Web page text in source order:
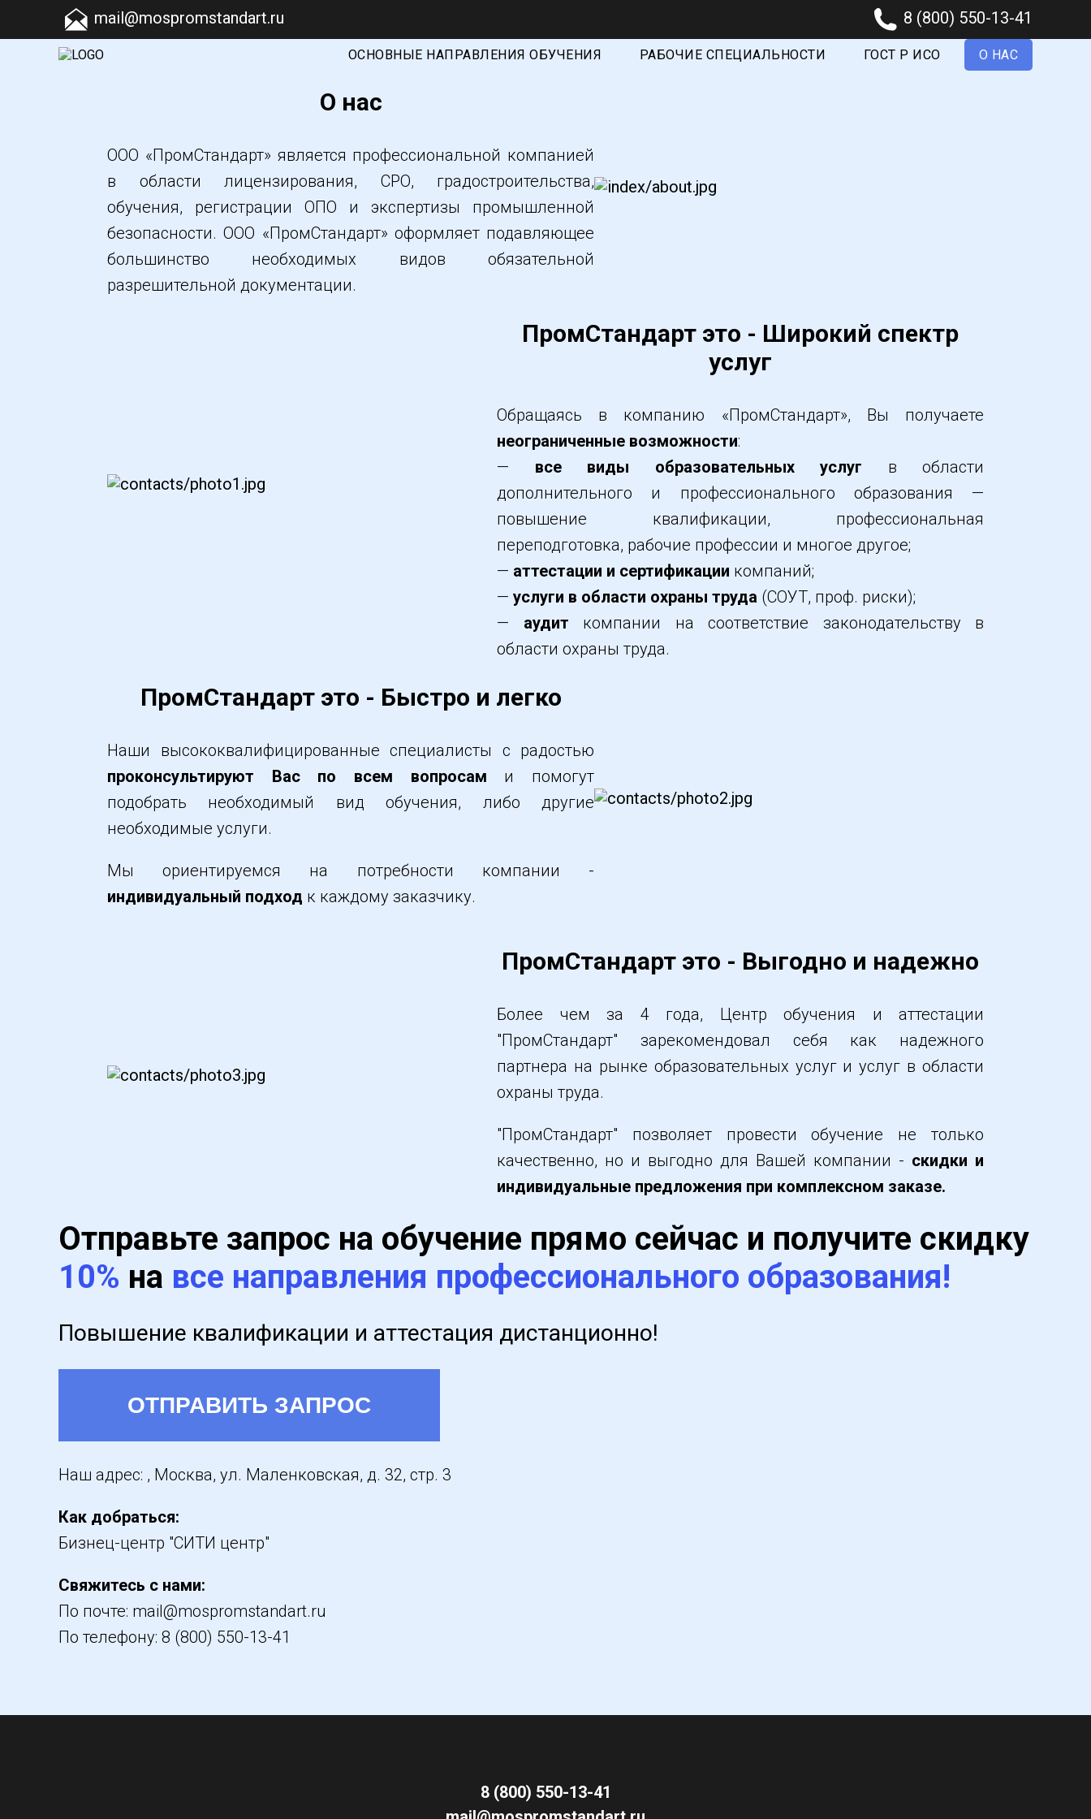
mail@mospromstandart.ru 8 (800) 550-13-41
ОСНОВНЫЕ НАПРАВЛЕНИЯ ОБУЧЕНИЯ
АТТЕСТАЦИЯ РОСТЕХНАДЗОРА
ОХРАНА ТРУДА
ПОВЫШЕНИЕ КВАЛИФИКАЦИИ
РАБОЧИЕ СПЕЦИАЛЬНОСТИ ГОСТ Р ИСО О НАС
О нас
ООО «ПромСтандарт» является профессиональной компанией
в области лицензирования, СРО, градостроительства,
обучения, регистрации ОПО и экспертизы промышленной
безопасности. ООО «ПромСтандарт» оформляет подавляющее
большинство необходимых видов обязательной
разрешительной документации.
ПромСтандарт это - Широкий спектр
услуг
Обращаясь в компанию «ПромСтандарт», Вы получаете
неограниченные возможности:
— все виды образовательных услуг в области
дополнительного и профессионального образования —
повышение квалификации, профессиональная
переподготовка, рабочие профессии и многое другое;
— аттестации и сертификации компаний;
— услуги в области охраны труда (СОУТ, проф. риски);
— аудит компании на соответствие законодательству в
области охраны труда.
ПромСтандарт это - Быстро и легко
Наши высококвалифицированные специалисты с радостью
проконсультируют Вас по всем вопросам и помогут
подобрать необходимый вид обучения, либо другие
необходимые услуги.
Мы ориентируемся на потребности компании -
индивидуальный подход к каждому заказчику.
ПромСтандарт это - Выгодно и надежно
Более чем за 4 года, Центр обучения и аттестации
"ПромСтандарт" зарекомендовал себя как надежного
партнера на рынке образовательных услуг и услуг в области
охраны труда.
"ПромСтандарт" позволяет провести обучение не только
качественно, но и выгодно для Вашей компании - скидки и
индивидуальные предложения при комплексном заказе.
Отправьте запрос на обучение прямо сейчас и получите скидку
10% на все направления профессио­нального образования!
Повышение квалификации и аттестация дистанционно!
ОТПРАВИТЬ ЗАПРОС
Наш адрес: , Москва, ул. Маленковская, д. 32, стр. 3
Как добраться:
Бизнец-центр "СИТИ центр"
Свяжитесь с нами:
По почте: mail@mospromstandart.ru
По телефону: 8 (800) 550-13-41
8 (800) 550-13-41